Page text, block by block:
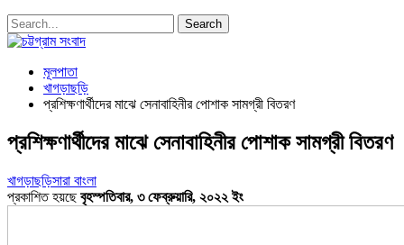
মূলপাতা
খাগড়াছড়ি
প্রশিক্ষণার্থীদের মাঝে সেনাবাহিনীর পোশাক সামগ্রী বিতরণ
প্রশিক্ষণার্থীদের মাঝে সেনাবাহিনীর পোশাক সামগ্রী বিতরণ
খাগড়াছড়িসারা বাংলা
প্রকাশিত হয়ছেবৃহস্পতিবার, ৩ ফেব্রুয়ারি, ২০২২ ইং